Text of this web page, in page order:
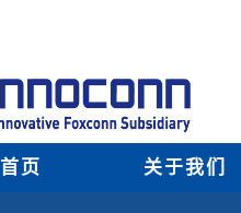
首页 关于我们